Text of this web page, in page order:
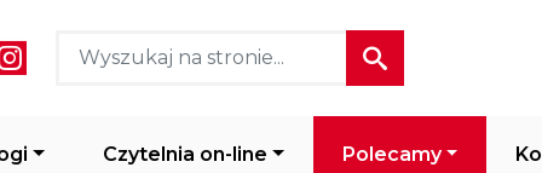
media header
Czytelnia on-line Polecamy